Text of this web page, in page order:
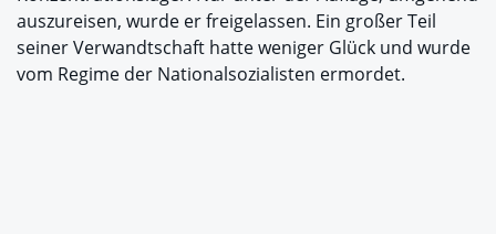
auszureisen, wurde er freigelassen. Ein großer Teil
seiner Verwandtschaft hatte weniger Glück und wurde
vom Regime der Nationalsozialisten ermordet.